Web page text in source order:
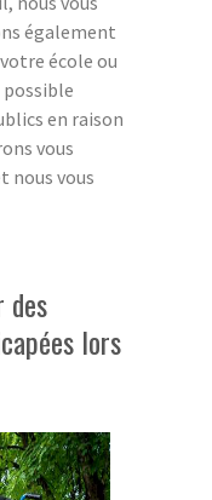
également
école ou
possible
en raison
vous
nous vous
des
lors